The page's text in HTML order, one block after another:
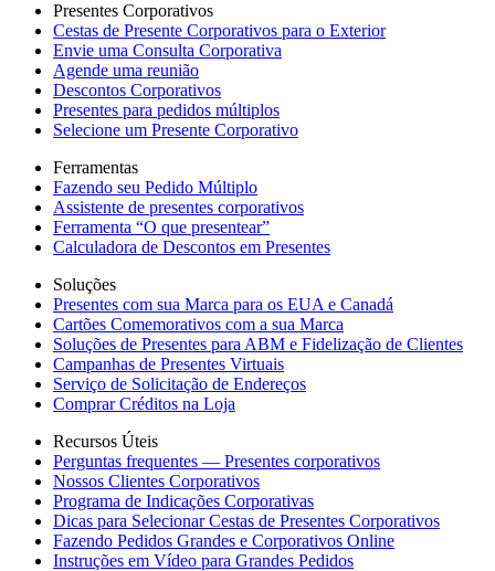
Presentes Corporativos
Cestas de Presente Corporativos para o Exterior
Envie uma Consulta Corporativa
Agende uma reunião
Descontos Corporativos
Presentes para pedidos múltiplos
Selecione um Presente Corporativo
Ferramentas
Fazendo seu Pedido Múltiplo
Assistente de presentes corporativos
Ferramenta “O que presentear”
Calculadora de Descontos em Presentes
Soluções
Presentes com sua Marca para os EUA e Canadá
Cartões Comemorativos com a sua Marca
Soluções de Presentes para ABM e Fidelização de Clientes
Campanhas de Presentes Virtuais
Serviço de Solicitação de Endereços
Comprar Créditos na Loja
Recursos Úteis
Perguntas frequentes — Presentes corporativos
Nossos Clientes Corporativos
Programa de Indicações Corporativas
Dicas para Selecionar Cestas de Presentes Corporativos
Fazendo Pedidos Grandes e Corporativos Online
Instruções em Vídeo para Grandes Pedidos